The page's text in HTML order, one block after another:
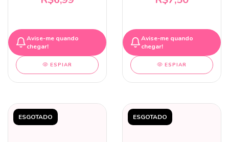
Avise-me quando
chegar!
ESPIAR
Avise-me quando
chegar!
ESPIAR
ESGOTADO ESGOTADO